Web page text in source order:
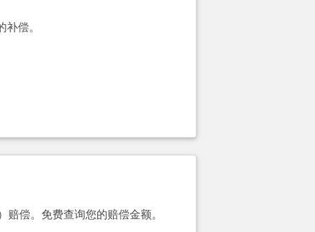
偿。
偿。免费查询您的赔偿金额。